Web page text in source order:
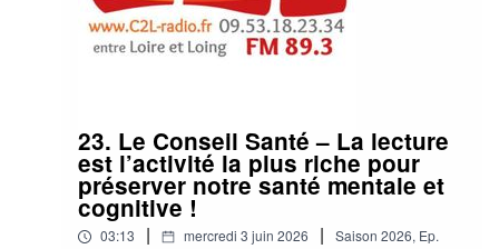
23. Le Conseil Santé – La lecture
est l’activité la plus riche pour
préserver notre santé mentale et
cognitive !
03:13 | mercredi 3 juin 2026 | Saison 2026, Ep.